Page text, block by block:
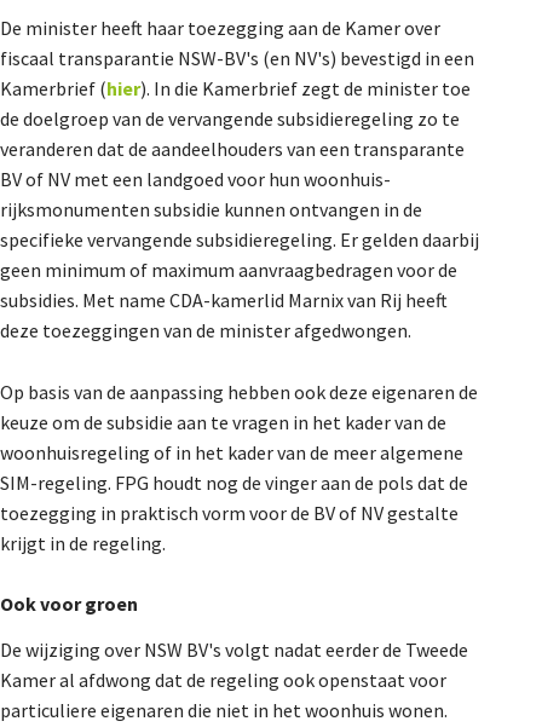
De minister heeft haar toezegging aan de Kamer over
fiscaal transparantie NSW-BV's (en NV's) bevestigd in een
Kamerbrief (hier). In die Kamerbrief zegt de minister toe
de doelgroep van de vervangende subsidieregeling zo te
veranderen dat de aandeelhouders van een transparante
BV of NV met een landgoed voor hun woonhuis-
rijksmonumenten subsidie kunnen ontvangen in de
specifieke vervangende subsidieregeling. Er gelden daarbij
geen minimum of maximum aanvraagbedragen voor de
subsidies. Met name CDA-kamerlid Marnix van Rij heeft
deze toezeggingen van de minister afgedwongen.
Op basis van de aanpassing hebben ook deze eigenaren de
keuze om de subsidie aan te vragen in het kader van de
woonhuisregeling of in het kader van de meer algemene
SIM-regeling. FPG houdt nog de vinger aan de pols dat de
toezegging in praktisch vorm voor de BV of NV gestalte
krijgt in de regeling.
Ook voor groen
De wijziging over NSW BV's volgt nadat eerder de Tweede
Kamer al afdwong dat de regeling ook openstaat voor
particuliere eigenaren die niet in het woonhuis wonen.